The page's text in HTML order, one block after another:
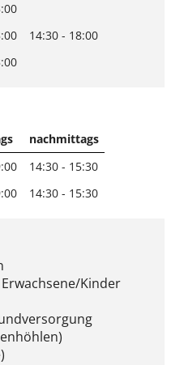
14:30 - 18:00
nachmittags
14:30 - 15:30
14:30 - 15:30
Kinder